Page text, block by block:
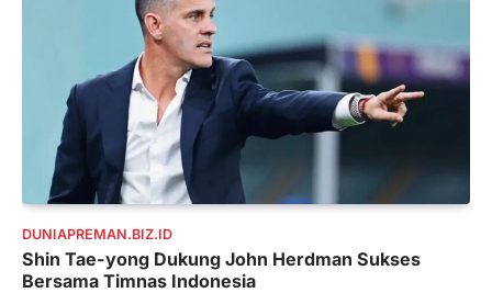
DUNIAPREMAN.BIZ.ID
Shin Tae-yong Dukung John Herdman Sukses
Bersama Timnas Indonesia